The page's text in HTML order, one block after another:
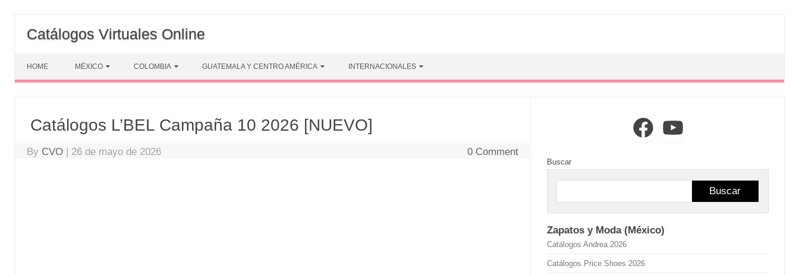
content
Catálogos Virtuales Online
HOME MÉXICO COLOMBIA GUATEMALA Y CENTRO AMÉRICA INTERNACIONALES
Catálogos L’BEL Campaña 10 2026 [NUEVO]
By CVO | 26 de mayo de 2026 0 Comment
FacebookYouTube
Buscar
Buscar
Zapatos y Moda (México)
Catálogos Andrea 2026
Catálogos Price Shoes 2026